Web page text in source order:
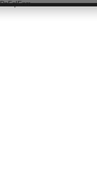
DsFqIEnm